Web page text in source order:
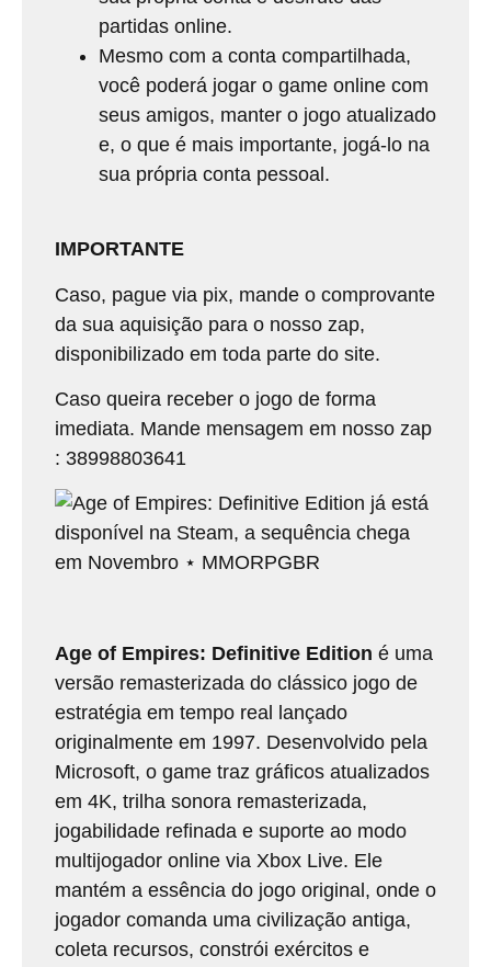
partidas online.
Mesmo com a conta compartilhada,
você poderá jogar o game online com
seus amigos, manter o jogo atualizado
e, o que é mais importante, jogá-lo na
sua própria conta pessoal.
IMPORTANTE
Caso, pague via pix, mande o comprovante
da sua aquisição para o nosso zap,
disponibilizado em toda parte do site.
Caso queira receber o jogo de forma
imediata. Mande mensagem em nosso zap
: 38998803641
Age of Empires: Definitive Edition é uma
versão remasterizada do clássico jogo de
estratégia em tempo real lançado
originalmente em 1997. Desenvolvido pela
Microsoft, o game traz gráficos atualizados
em 4K, trilha sonora remasterizada,
jogabilidade refinada e suporte ao modo
multijogador online via Xbox Live. Ele
mantém a essência do jogo original, onde o
jogador comanda uma civilização antiga,
coleta recursos, constrói exércitos e